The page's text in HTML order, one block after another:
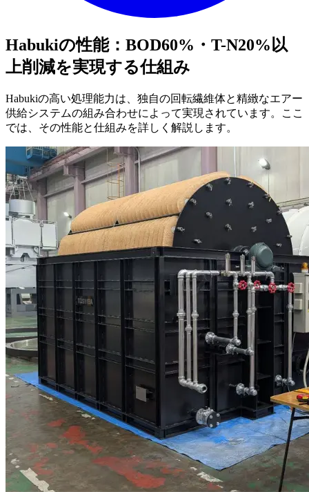
Habukiの性能：BOD60%・T-N20%以
上削減を実現する仕組み
Habukiの高い処理能力は、独自の回転繊維体と精緻なエアー
供給システムの組み合わせによって実現されています。ここ
では、その性能と仕組みを詳しく解説します。